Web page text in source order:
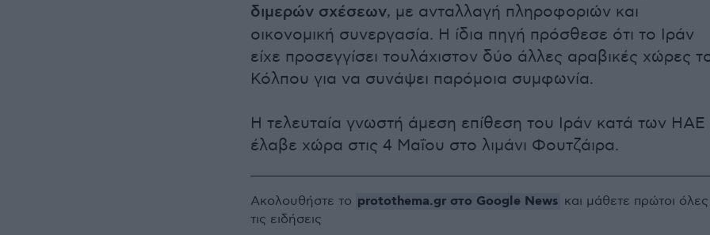
διμερών σχέσεων, με ανταλλαγή πληροφοριών και
οικονομική συνεργασία. Η ίδια πηγή πρόσθεσε ότι το Ιράν
είχε προσεγγίσει τουλάχιστον δύο άλλες αραβικές χώρες
Κόλπου για να συνάψει παρόμοια συμφωνία.
Η τελευταία γνωστή άμεση επίθεση του Ιράν κατά των ΗΑΕ
έλαβε χώρα στις 4 Μαΐου στο λιμάνι Φουτζάιρα.
Ακολουθήστε το protothema.gr στο Google News και μάθετε πρώτοι όλες
τις ειδήσεις